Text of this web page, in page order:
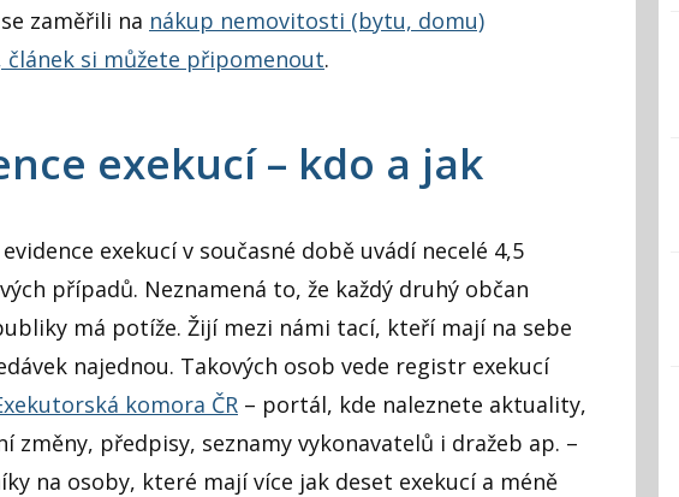
zaměřili na nákup nemovitosti (bytu, domu)
článek si můžete připomenout.
exekucí – kdo a jak
exekucí v současné době uvádí necelé 4,5
případů. Neznamená to, že každý druhý občan
má potíže. Žijí mezi námi tací, kteří mají na sebe
najednou. Takových osob vede registr exekucí
komora ČR – portál, kde naleznete aktuality,
změny, předpisy, seznamy vykonavatelů i dražeb ap. –
na osoby, které mají více jak deset exekucí a méně